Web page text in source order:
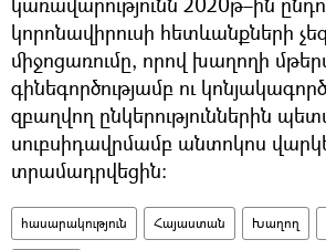
կորոնավիրուսի հետևանքների
միջոցառումը, որով խաղողի
գինեգործությամբ ու
զբաղվող ընկերություններին
սուբսիդավրմամբ անտոկոս
տրամադրվեցին։
հասարակություն Հայաստան Խաղող